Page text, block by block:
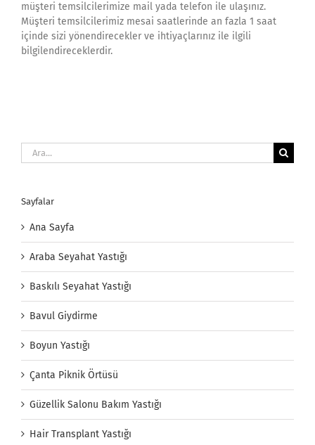
müşteri temsilcilerimize mail yada telefon ile ulaşınız.
Müşteri temsilcilerimiz mesai saatlerinde an fazla 1 saat
içinde sizi yönendirecekler ve ihtiyaçlarınız ile ilgili
bilgilendireceklerdir.
Ara:
Sayfalar
Ana Sayfa
Araba Seyahat Yastığı
Baskılı Seyahat Yastığı
Bavul Giydirme
Boyun Yastığı
Çanta Piknik Örtüsü
Güzellik Salonu Bakım Yastığı
Hair Transplant Yastığı